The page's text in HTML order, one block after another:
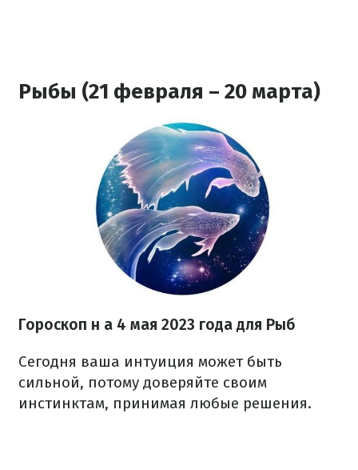
Рыбы (21 февраля – 20 марта)
Гороскоп н а 4 мая 2023 года для Рыб
Сегодня ваша интуиция может быть
сильной, потому доверяйте своим
инстинктам, принимая любые решения.